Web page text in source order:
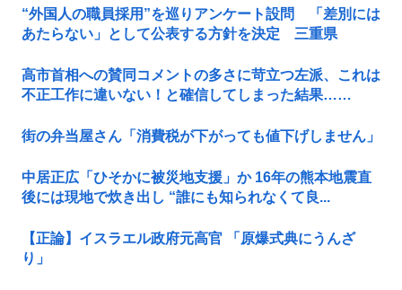
“外国人の職員採用”を巡りアンケート設問 「差別には
あたらない」として公表する方針を決定 三重県
高市首相への賛同コメントの多さに苛立つ左派、これは
不正工作に違いない！と確信してしまった結果……
街の弁当屋さん「消費税が下がっても値下げしません」
中居正広「ひそかに被災地支援」か 16年の熊本地震直
後には現地で炊き出し “誰にも知られなくて良...
【正論】イスラエル政府元高官 「原爆式典にうんざ
り」